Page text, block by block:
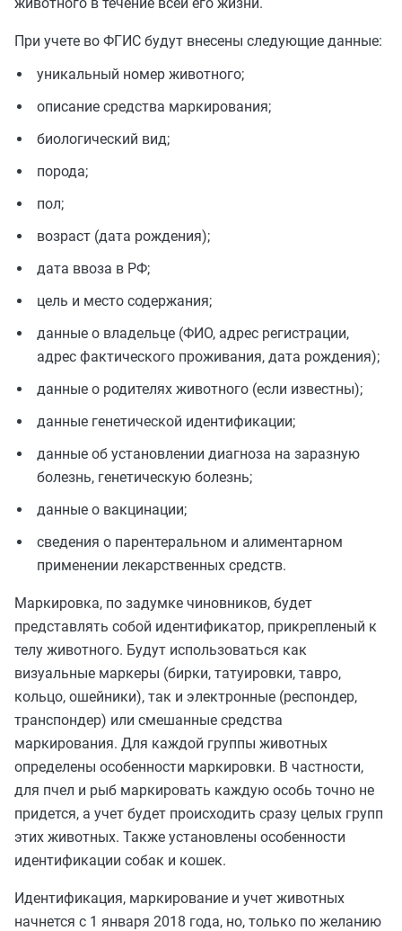
При учете во ФГИС будут внесены следующие данные:
уникальный номер животного;
описание средства маркирования;
биологический вид;
порода;
пол;
возраст (дата рождения);
дата ввоза в РФ;
цель и место содержания;
данные о владельце (ФИО, адрес регистрации,
адрес фактического проживания, дата рождения);
данные о родителях животного (если известны);
данные генетической идентификации;
данные об установлении диагноза на заразную
болезнь, генетическую болезнь;
данные о вакцинации;
сведения о парентеральном и алиментарном
применении лекарственных средств.
Маркировка, по задумке чиновников, будет
представлять собой идентификатор, прикрепленый к
телу животного. Будут использоваться как
визуальные маркеры (бирки, татуировки, тавро,
кольцо, ошейники), так и электронные (респондер,
транспондер) или смешанные средства
маркирования. Для каждой группы животных
определены особенности маркировки. В частности,
для пчел и рыб маркировать каждую особь точно не
придется, а учет будет происходить сразу целых групп
этих животных. Также установлены особенности
идентификации собак и кошек.
Идентификация, маркирование и учет животных
начнется с 1 января 2018 года, но, только по желанию